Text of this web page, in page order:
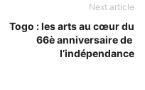
Next article
Togo : les arts au cœur du
66è anniversaire de
l’indépendance